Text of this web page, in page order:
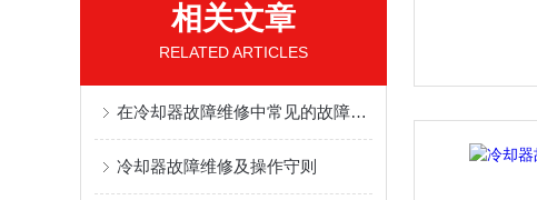
相关文章
RELATED ARTICLES
在冷却器故障维修中常见的故障有哪些？
冷却器故障维修及操作守则